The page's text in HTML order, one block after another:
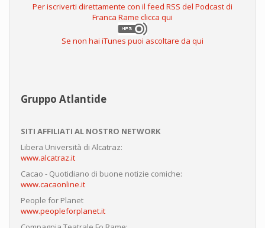
Per iscriverti direttamente con il feed RSS del Podcast di
Franca Rame clicca qui
Se non hai iTunes puoi ascoltare da qui
Gruppo Atlantide
SITI AFFILIATI AL NOSTRO NETWORK
Libera Università di Alcatraz:
www.alcatraz.it
Cacao - Quotidiano di buone notizie comiche:
www.cacaonline.it
People for Planet
www.peopleforplanet.it